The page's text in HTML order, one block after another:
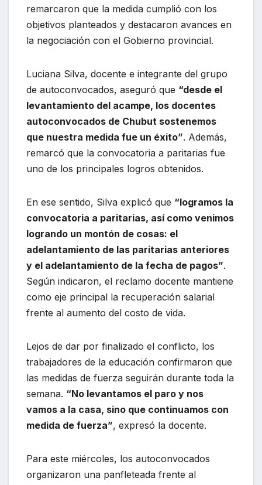
remarcaron que la medida cumplió con los
objetivos planteados y destacaron avances en
la negociación con el Gobierno provincial.
Luciana Silva, docente e integrante del grupo
de autoconvocados, aseguró que “desde el
levantamiento del acampe, los docentes
autoconvocados de Chubut sostenemos
que nuestra medida fue un éxito”. Además,
remarcó que la convocatoria a paritarias fue
uno de los principales logros obtenidos.
En ese sentido, Silva explicó que “logramos la
convocatoria a paritarias, así como venimos
logrando un montón de cosas: el
adelantamiento de las paritarias anteriores
y el adelantamiento de la fecha de pagos”.
Según indicaron, el reclamo docente mantiene
como eje principal la recuperación salarial
frente al aumento del costo de vida.
Lejos de dar por finalizado el conflicto, los
trabajadores de la educación confirmaron que
las medidas de fuerza seguirán durante toda la
semana. “No levantamos el paro y nos
vamos a la casa, sino que continuamos con
medida de fuerza”, expresó la docente.
Para este miércoles, los autoconvocados
organizaron una panfleteada frente al